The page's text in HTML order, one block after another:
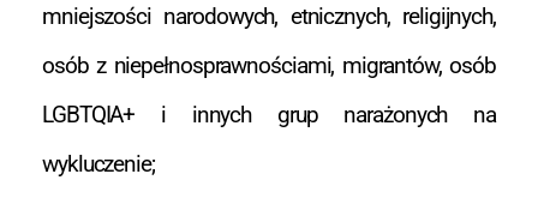
mniejszości narodowych, etnicznych, religijnych,
osób z niepełnosprawnościami, migrantów, osób
LGBTQIA+ i innych grup narażonych na
wykluczenie;